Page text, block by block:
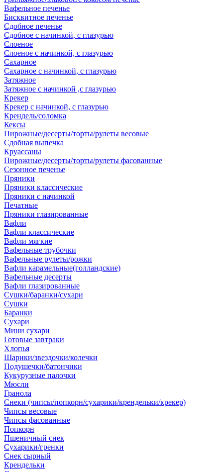
Вафельное печенье
Бисквитное печенье
Сдобное печенье
Сдобное с начинкой, с глазурью
Слоеное
Слоеное с начинкой, с глазурью
Сахарное
Сахарное с начинкой, с глазурью
Затяжное
Затяжное с начинкой ,с глазурью
Крекер
Крекер с начинкой, с глазурью
Крендель/соломка
Кексы
Пирожные/десерты/торты/рулеты весовые
Сдобная выпечка
Круассаны
Пирожные/десерты/торты/рулеты фасованные
Сезонное печенье
Пряники
Пряники классические
Пряники с начинкой
Печатные
Пряники глазированные
Вафли
Вафли классические
Вафли мягкие
Вафельные трубочки
Вафельные рулеты/рожки
Вафли карамельные(голландские)
Вафельные десерты
Вафли глазированные
Сушки/баранки/сухари
Сушки
Баранки
Сухари
Мини сухари
Готовые завтраки
Хлопья
Шарики/звездочки/колечки
Подушечки/батончики
Кукурузные палочки
Мюсли
Гранола
Снеки (чипсы/попкорн/сухарики/крендельки/крекер)
Чипсы весовые
Чипсы фасованные
Попкорн
Пшеничный снек
Сухарики/гренки
Снек сырный
Крендельки